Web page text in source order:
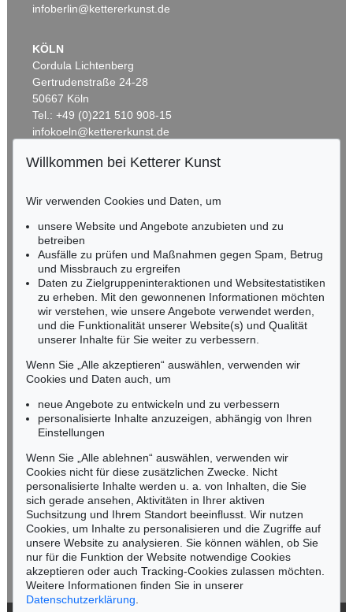
Auktion 606 - Lot 46
Ergebnis:€ 890.100
Auktion 560 - Lot 5
Sonnenzirkel, 1956
Ergebnis:€ 889.000
Auktion 550 - Lot 30
infoberlin@kettererkunst.de
KÖLN
Cordula Lichtenberg
Gertrudenstraße 24-28
50667 Köln
Tel.: +49 (0)221 510 908-15
infokoeln@kettererkunst.de
RHEINLAND-PFALZ
Miriam Heß
Tel.: +49 (0)62 21 58 80-038
Fax: +49 (0)62 21 58 80-595
infoheidelberg@kettererkunst.de
NORDDEUTSCHLAND
Nico Kassel, M.A.
Tel.: +49 (0)89 55244-164
Mobil: +49 (0)171 8618661
n.kassel@kettererkunst.de
Keine Auktion mehr verpassen!
Wir informieren Sie rechtzeitig.
Jetzt zum Newsletter anmelden >
Willkommen bei Ketterer Kunst
Wir verwenden Cookies und Daten, um
unsere Website und Angebote anzubieten und zu
betreiben
Ausfälle zu prüfen und Maßnahmen gegen Spam, Betrug
und Missbrauch zu ergreifen
Daten zu Zielgruppeninteraktionen und Websitestatistiken
zu erheben. Mit den gewonnenen Informationen möchten
wir verstehen, wie unsere Angebote verwendet werden,
und die Funktionalität unserer Website(s) und Qualität
unserer Inhalte für Sie weiter zu verbessern.
Wenn Sie „Alle akzeptieren“ auswählen, verwenden wir
Cookies und Daten auch, um
neue Angebote zu entwickeln und zu verbessern
personalisierte Inhalte anzuzeigen, abhängig von Ihren
Einstellungen
Wenn Sie „Alle ablehnen“ auswählen, verwenden wir
Cookies nicht für diese zusätzlichen Zwecke. Nicht
personalisierte Inhalte werden u. a. von Inhalten, die Sie
sich gerade ansehen, Aktivitäten in Ihrer aktiven
Suchsitzung und Ihrem Standort beeinflusst. Wir nutzen
Cookies, um Inhalte zu personalisieren und die Zugriffe auf
unsere Website zu analysieren. Sie können wählen, ob Sie
nur für die Funktion der Website notwendige Cookies
akzeptieren oder auch Tracking-Cookies zulassen möchten.
Weitere Informationen finden Sie in unserer
Datenschutzerklärung